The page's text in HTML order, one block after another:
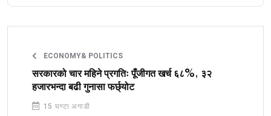
ECONOMY& POLITICS
सरकारको चार महिने प्रगतिः पूँजीगत खर्च ६८%, ३२
हजारभन्दा बढी गुनासा फर्छ्योट
15 घण्टा अगाडी